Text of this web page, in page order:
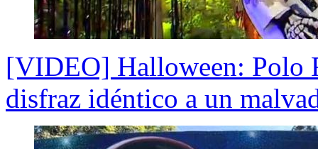
[VIDEO] Halloween: Polo
disfraz idéntico a un